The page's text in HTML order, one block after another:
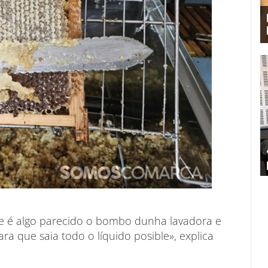
é algo parecido o bombo dunha lavadora e
que saia todo o líquido posible», explica